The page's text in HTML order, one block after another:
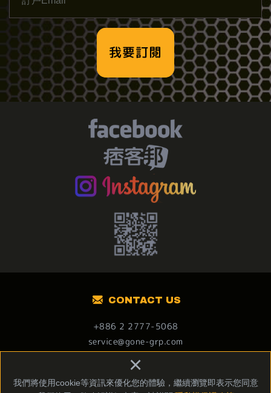
我們將使用cookie等資訊來優化您的體驗，繼續瀏覽即表示您同意
×
我要訂閱
CONTACT US
+886 2 2777-5068
service@gone-grp.com
Copyright © 燒丼株式會社 All Rights Reserved.